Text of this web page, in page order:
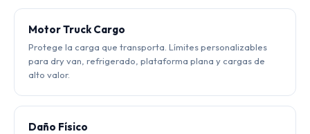
Motor Truck Cargo
Protege la carga que transporta. Límites personalizables
para dry van, refrigerado, plataforma plana y cargas de
alto valor.
Daño Físico